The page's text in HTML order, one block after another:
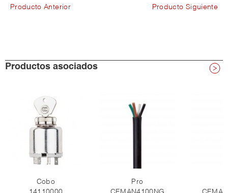
Producto Anterior Producto Siguiente
Productos asociados
Cobo
Pro